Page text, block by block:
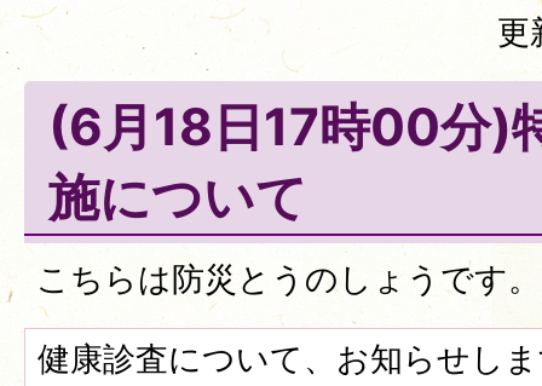
更
(6月18日17時00分)
施について
こちらは防災とうのしょうです。
健康診査について、お知らせし